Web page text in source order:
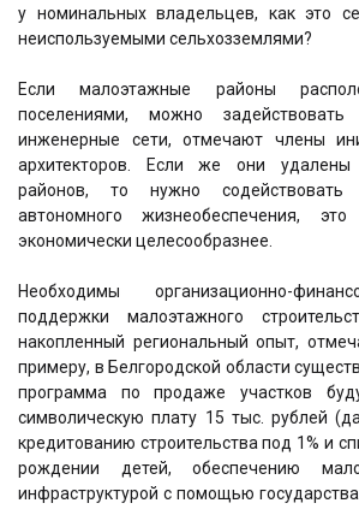
у номинальных владельцев, как это
неиспользуемыми сельхозземлями?
Если малоэтажные районы
поселениями, можно задействовать
инженерные сети, отмечают члены
архитекторов. Если же они
районов, то нужно содействовать
автономного жизнеобеспечения,
экономически целесообразнее.
Необходимы организационно-
поддержки малоэтажного
накопленный региональный опыт,
примеру, в Белгородской области
программа по продаже участков
символическую плату 15 тыс. рублей
кредитованию строительства под 1% и
рождении детей, обеспечению
инфраструктурой с помощью